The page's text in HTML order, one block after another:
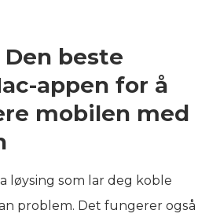
beste
appen for å
mobilen med
løysing som lar deg koble
problem. Det fungerer også